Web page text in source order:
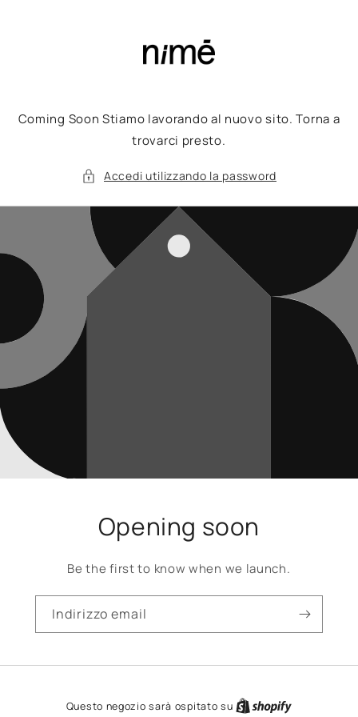
Coming Soon Stiamo lavorando al nuovo sito. Torna a
trovarci presto.
Accedi utilizzando la password
Opening soon
Be the first to know when we launch.
Indirizzo email
Questo negozio sarà ospitato su